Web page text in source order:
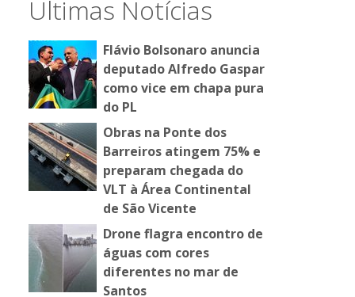
Últimas Notícias
Flávio Bolsonaro anuncia
deputado Alfredo Gaspar
como vice em chapa pura
do PL
Obras na Ponte dos
Barreiros atingem 75% e
preparam chegada do
VLT à Área Continental
de São Vicente
Drone flagra encontro de
águas com cores
diferentes no mar de
Santos